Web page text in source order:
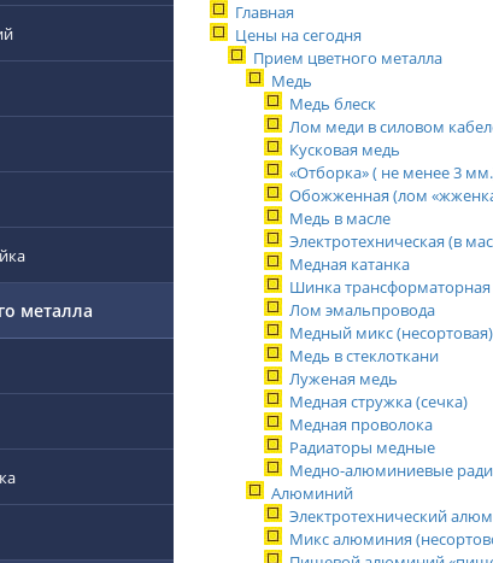
Главная
Цены на сегодня
Прием цветного металла
Медь
Медь блеск
Лом меди в силовом
Кусковая медь
«Отборка» ( не менее 3
Обожженная (лом
Медь в масле
Электротехническая (в
Медная катанка
Шинка
Лом эмальпровода
Медный микс (несортовая)
Медь в стеклоткани
Луженая медь
Медная стружка (сечка)
Медная проволока
Радиаторы медные
Медно-алюминиевые
Алюминий
Электротехнический
Микс алюминия
металла